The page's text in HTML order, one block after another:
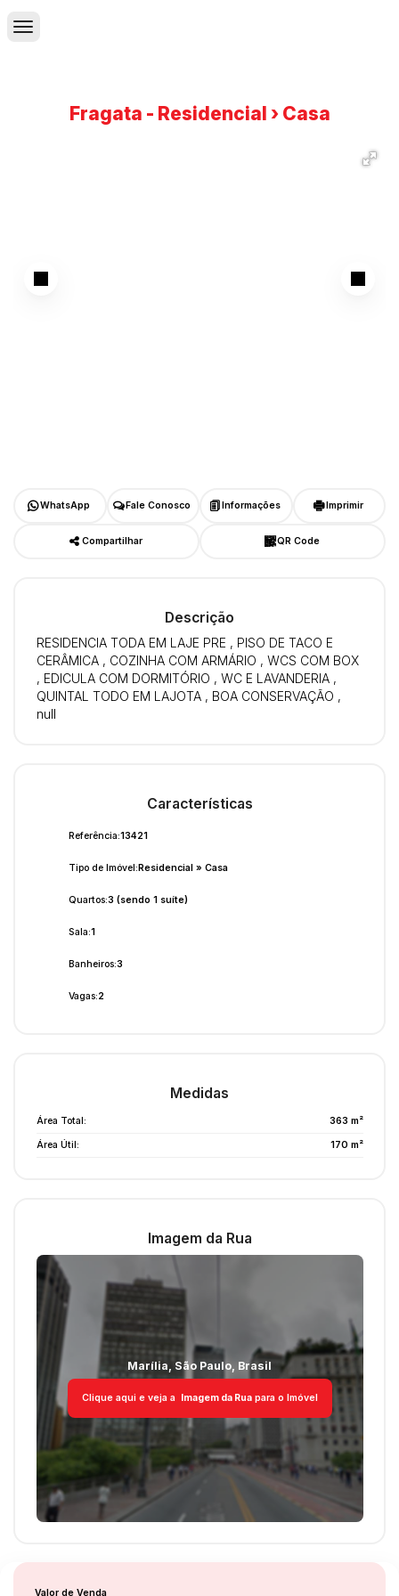
Fragata - Residencial › Casa
WhatsApp Fale Conosco Informações Imprimir
Compartilhar QR Code
Descrição
RESIDENCIA TODA EM LAJE PRE , PISO DE TACO E
CERÂMICA , COZINHA COM ARMÁRIO , WCS COM BOX
, EDICULA COM DORMITÓRIO , WC E LAVANDERIA ,
QUINTAL TODO EM LAJOTA , BOA CONSERVAÇÃO ,
null
Características
Referência:13421
Tipo de Imóvel:Residencial » Casa
Quartos:3 (sendo 1 suíte)
Sala:1
Banheiros:3
Vagas:2
Medidas
Área Total: 363 m²
Área Útil: 170 m²
Imagem da Rua
Marília, São Paulo, Brasil
Clique aqui e veja a Imagem da Ruapara o Imóvel
Valor de Venda